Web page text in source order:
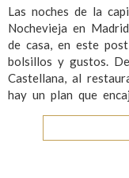
Las noches de la
Nochevieja en
de casa, en este
bolsillos y gustos.
Castellana, al
hay un plan que